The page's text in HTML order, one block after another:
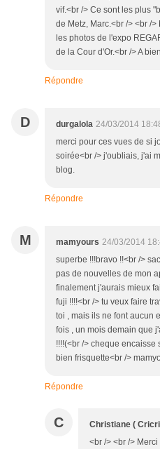
vif.<br /> Ce sont les plus
de Metz, Marc.<br /> <br /
les photos de l'expo
de la Cour d'Or.<br /> A
Répondre
D durgalola 24/03/2014
merci pour ces vues de si
soirée<br /> j'oubliais, j'ai
blog.
Répondre
M mamyours 24/03/2014
superbe !!!bravo !!<br />
pas de nouvelles de mon
finalement j'aurais mieux
fuji !!!!<br /> tu veux faire
toi , mais ils ne font aucun
fois , un mois demain que
!!!!(<br /> cheque encaisse
bien frisquette<br />
Répondre
C Christiane (
<br /> <br />